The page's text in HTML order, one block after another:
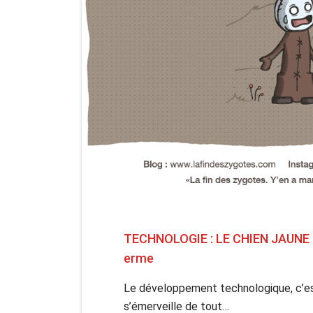
TECHNOLOGIE : LE CHIEN
erme
Le développement technologique,
s’émerveille de tout…